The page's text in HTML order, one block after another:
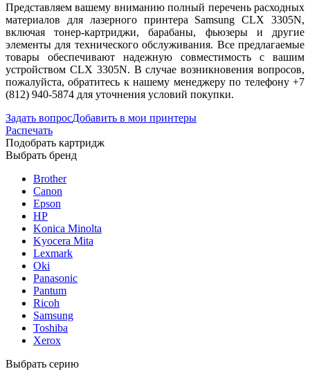
Представляем вашему вниманию полный перечень расходных
материалов для лазерного принтера Samsung CLX 3305N,
включая тонер-картриджи, барабаны, фьюзеры и другие
элементы для технического обслуживания. Все предлагаемые
товары обеспечивают надежную совместимость с вашим
устройством CLX 3305N. В случае возникновения вопросов,
пожалуйста, обратитесь к нашему менеджеру по телефону +7
(812) 940-5874 для уточнения условий покупки.
Задать вопросДобавить в мои принтеры
Распечать
Подобрать картридж
Выбрать бренд
Brother
Canon
Epson
HP
Konica Minolta
Kyocera Mita
Lexmark
Oki
Panasonic
Pantum
Ricoh
Samsung
Toshiba
Xerox
Выбрать серию